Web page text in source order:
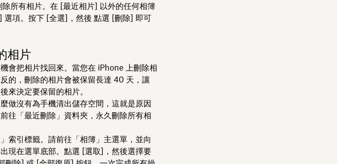
所有相片。在 [最近相片] 以外的任何相簿
選項。按下 [全選] ，然後 點選 [刪除] 即可
相片
會把相片找回來。當您在 iPhone 上刪除相
的，刪除的相片會被保留長達 40 天，讓
來決定要保留的相片。
做沒有為手機清出儲存空間，這就是原因
往「最近刪除」資料夾，永久刪除所有相
索引標籤。請前往「相簿」主選單，並向
現在選單底部。點選 [選取]， 然後選擇要